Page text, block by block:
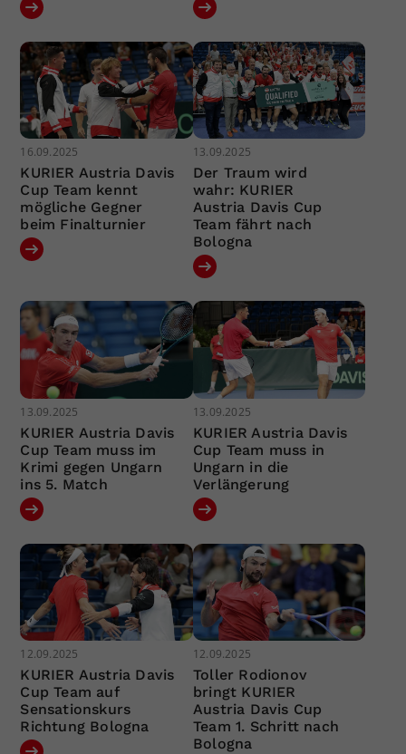
16.09.2025
KURIER Austria Davis
Cup Team kennt
mögliche Gegner
beim Finalturnier
13.09.2025
Der Traum wird
wahr: KURIER
Austria Davis Cup
Team fährt nach
Bologna
13.09.2025
KURIER Austria Davis
Cup Team muss im
Krimi gegen Ungarn
ins 5. Match
13.09.2025
KURIER Austria Davis
Cup Team muss in
Ungarn in die
Verlängerung
12.09.2025
KURIER Austria Davis
Cup Team auf
Sensationskurs
Richtung Bologna
12.09.2025
Toller Rodionov
bringt KURIER
Austria Davis Cup
Team 1. Schritt nach
Bologna